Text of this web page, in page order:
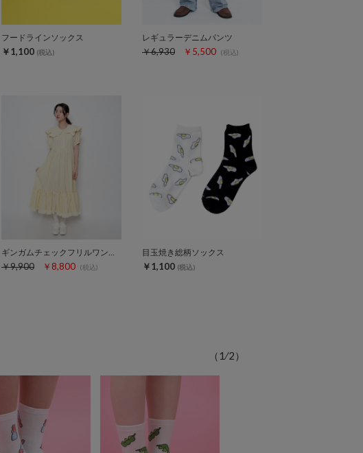
フードラインソックス
￥1,100 (税込)
レギュラーデニムパンツ
￥6,930 ￥5,500 (税込)
ギンガムチェックフリルワンピース
￥9,900 ￥8,800 (税込)
目玉焼き総柄ソックス
￥1,100 (税込)
（1⁄2）